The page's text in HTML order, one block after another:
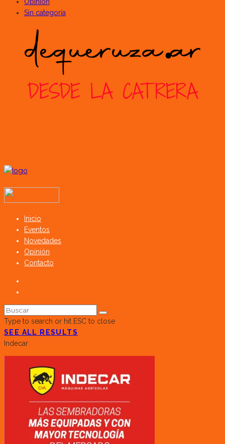
Sin categoría
Inicio
Eventos
Novedades
Opinión
Contacto
Type to search or hit ESC to close
SEE ALL RESULTS
Indecar